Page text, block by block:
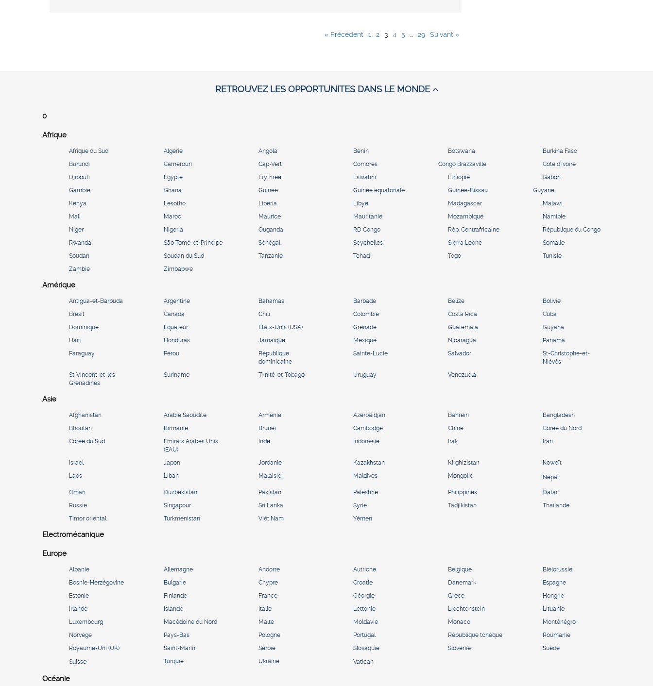
« Précédent 1 2 3 4 5 … 29 Suivant »
RETROUVEZ LES OPPORTUNITES DANS LE MONDE
0
Afrique
Afrique du Sud Algérie Angola Bénin Botswana
Burkina Faso
Burundi
Cameroun Cap-Vert Comores Congo Brazzaville
Côte d’Ivoire
Djibouti
Égypte Érythrée Eswatini Éthiopie
Gabon
Gambie
Ghana Guinée Guinée équatoriale Guinée-Bissau
Guyane
Kenya
Lesotho Liberia Libye Madagascar
Malawi
Mali
Maroc Maurice Mauritanie Mozambique
Namibie
Niger
Nigeria Ouganda RD Congo Rép. Centrafricaine
République du Congo
Rwanda
São Tomé-et-Principe Sénégal Seychelles Sierra Leone
Somalie
Soudan
Soudan du Sud Tanzanie Tchad Togo
Tunisie
Zambie
Zimbabwe
Amérique
Antigua-et-Barbuda Argentine Bahamas Barbade Belize
Bolivie
Brésil
Canada Chili Colombie Costa Rica
Cuba
Dominique
Équateur États-Unis (USA) Grenade Guatemala
Guyana
Haïti
Honduras Jamaïque Mexique Nicaragua
Panamá
Paraguay
Pérou
République
dominicaine
Sainte-Lucie Salvador
St-Christophe-et-
Niévès
St-Vincent-et-les
Grenadines
Suriname Trinité-et-Tobago Uruguay Venezuela
Asie
Afghanistan Arabie Saoudite Arménie Azerbaïdjan Bahreïn
Bangladesh
Bhoutan
Birmanie Brunei Cambodge Chine
Corée du Nord
Corée du Sud
Émirats Arabes Unis
(EAU)
Inde Indonésie Irak Iran
Israël Japon Jordanie Kazakhstan Kirghizistan
Koweït
Laos
Liban Malaisie Maldives Mongolie Népal
Oman Ouzbékistan Pakistan Palestine Philippines
Qatar
Russie
Singapour Sri Lanka Syrie Tadjikistan
Thaïlande
Timor oriental
Turkménistan Viêt Nam Yémen
Electromécanique
Europe
Albanie Allemagne Andorre Autriche Belgique
Biélorussie
Bosnie-Herzégovine
Bulgarie Chypre Croatie Danemark
Espagne
Estonie
Finlande France Géorgie Grèce
Hongrie
Irlande
Islande Italie Lettonie Liechtenstein
Lituanie
Luxembourg
Macédoine du Nord Malte Moldavie Monaco
Monténégro
Norvège
Pays-Bas Pologne Portugal République tchèque
Roumanie
Royaume-Uni (UK)
Saint-Marin Serbie Slovaquie Slovénie Suède
Suisse Turquie Ukraine Vatican
Océanie